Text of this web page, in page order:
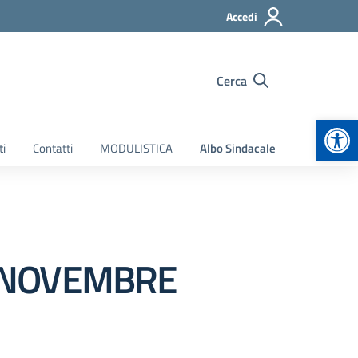
Accedi
Cerca
Contatti MODULISTICA Albo Sindacale